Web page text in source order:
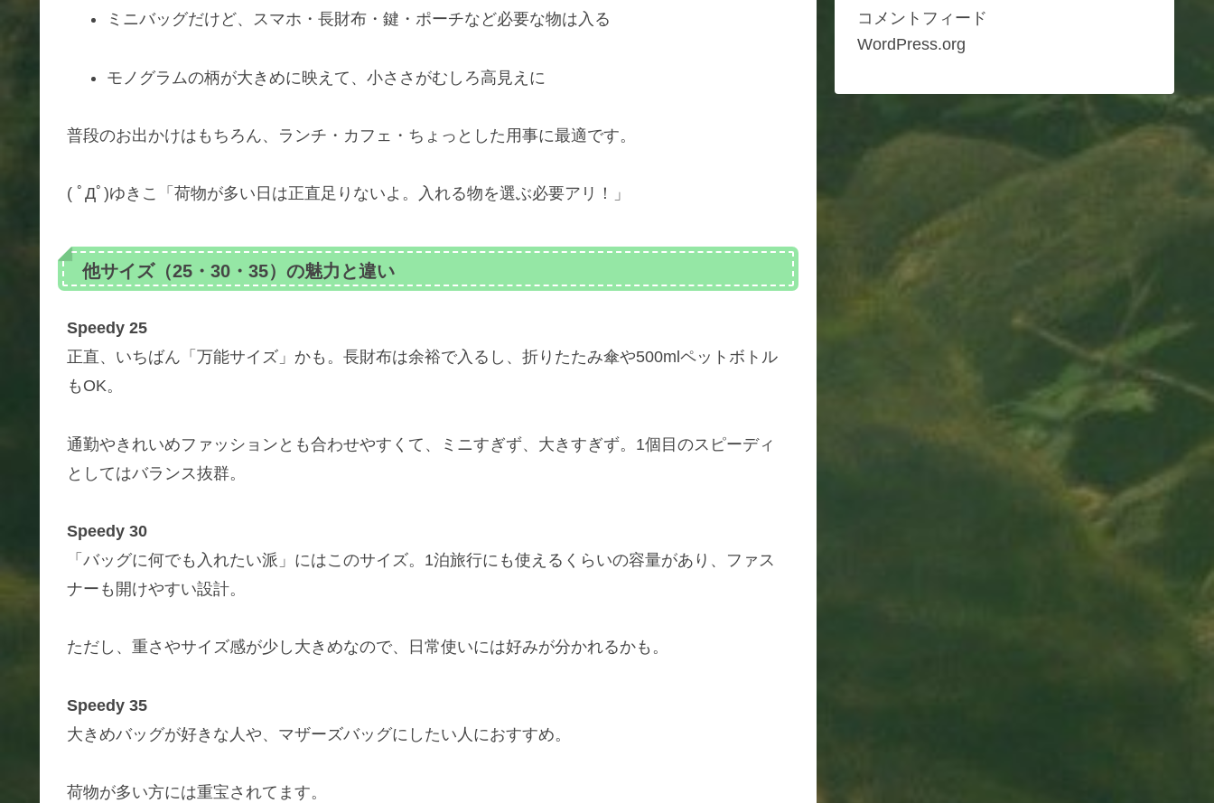
ミニバッグだけど、スマホ・長財布・鍵・ポーチなど必要な物は入る
モノグラムの柄が大きめに映えて、小ささがむしろ高見えに
普段のお出かけはもちろん、ランチ・カフェ・ちょっとした用事に最適です。
( ﾟДﾟ)ゆきこ「荷物が多い日は正直足りないよ。入れる物を選ぶ必要アリ！」
他サイズ（25・30・35）の魅力と違い
Speedy 25
正直、いちばん「万能サイズ」かも。長財布は余裕で入るし、折りたたみ傘や500mlペットボトル
もOK。
通勤やきれいめファッションとも合わせやすくて、ミニすぎず、大きすぎず。1個目のスピーディ
としてはバランス抜群。
Speedy 30
「バッグに何でも入れたい派」にはこのサイズ。1泊旅行にも使えるくらいの容量があり、ファス
ナーも開けやすい設計。
ただし、重さやサイズ感が少し大きめなので、日常使いには好みが分かれるかも。
Speedy 35
大きめバッグが好きな人や、マザーズバッグにしたい人におすすめ。
荷物が多い方には重宝されてます。
コメントフィード
WordPress.org